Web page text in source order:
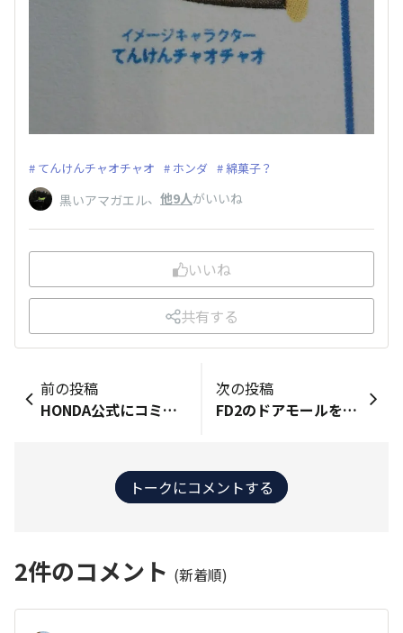
てんけんチャオチャオ ホンダ 綿菓子？
黒いアマガエル、 他9人がいいね
いいね
共有する
前の投稿
HONDA公式にコミュニティーサイトがあると知って始めてみました！ 皆さんの投稿を見て楽しもうと思います。 よろしくお願いします〜！
次の投稿
FD2のドアモールを前後４面分、交換しました。 前から気にしてた割に、ド忘れを繰り返してやっとこさでした。走るのには、あまり関係ないスからねぇ。 「ドアモール」と「ウェザーストリップ」とありますが、この度、ずっと逆で認識していた事が判明しました。いや、お恥ずかしい。 欠品してなくて良かった。ウェザーストリップは次回。なるべく早くやっちまいたいです、な！
トークにコメントする
2件のコメント (新着順)